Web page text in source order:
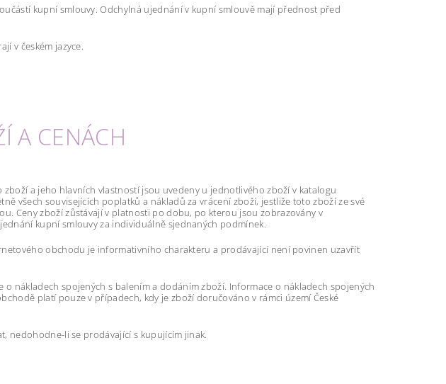
kupní smlouvy. Odchylná ujednání v kupní smlouvě mají přednost před
v českém jazyce.
A CENÁCH
a jeho hlavních vlastností jsou uvedeny u jednotlivého zboží v katalogu
všech souvisejících poplatků a nákladů za vrácení zboží, jestliže toto zboží ze své
Ceny zboží zůstávají v platnosti po dobu, po kterou jsou zobrazovány v
kupní smlouvy za individuálně sjednaných podmínek.
obchodu je informativního charakteru a prodávající není povinen uzavřít
nákladech spojených s balením a dodáním zboží. Informace o nákladech spojených
platí pouze v případech, kdy je zboží doručováno v rámci území České
nedohodne-li se prodávající s kupujícím jinak.